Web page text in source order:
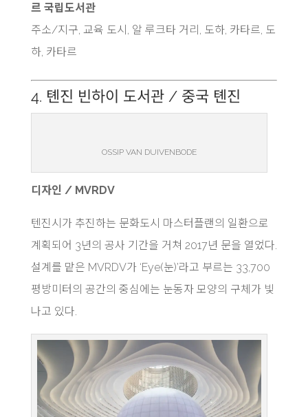
르 국립도서관
주소/지구, 교육 도시, 알 루크타 거리, 도하, 카타르, 도
하, 카타르
4. 톈진 빈하이 도서관 / 중국 톈진
OSSIP VAN DUIVENBODE
디자인 / MVRDV
텐진시가 추진하는 문화도시 마스터플랜의 일환으로
계획되어 3년의 공사 기간을 거쳐 2017년 문을 열었다.
설계를 맡은 MVRDV가 ‘Eye(눈)’라고 부르는 33,700
평방미터의 공간의 중심에는 눈동자 모양의 구체가 빛
나고 있다.